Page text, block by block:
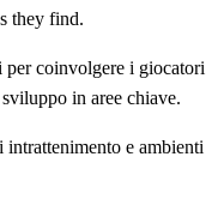
they find.
coinvolgere i giocatori
in aree chiave.
e ambienti